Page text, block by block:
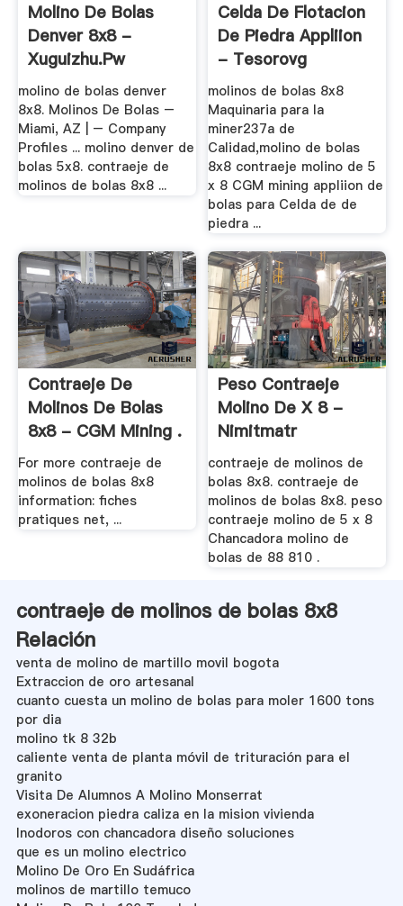
Molino De Bolas
Denver 8x8 -
Xuguizhu.pw
molino de bolas denver
8x8. Molinos De Bolas –
Miami, AZ | – Company
Profiles ... molino denver de
bolas 5x8. contraeje de
molinos de bolas 8x8 ...
Celda De Flotacion
De Piedra Appliion
- Tesorovg
molinos de bolas 8x8
Maquinaria para la
miner237a de
Calidad,molino de bolas
8x8 contraeje molino de 5
x 8 CGM mining appliion de
bolas para Celda de de
piedra ...
Contraeje De
Molinos De Bolas
8x8 - CGM Mining .
For more contraeje de
molinos de bolas 8x8
information: fiches
pratiques net, ...
Peso Contraeje
Molino De X 8 -
Nimitmatr
contraeje de molinos de
bolas 8x8. contraeje de
molinos de bolas 8x8. peso
contraeje molino de 5 x 8
Chancadora molino de
bolas de 88 810 .
contraeje de molinos de bolas 8x8
Relación
venta de molino de martillo movil bogota
Extraccion de oro artesanal
cuanto cuesta un molino de bolas para moler 1600 tons
por dia
molino tk 8 32b
caliente venta de planta móvil de trituración para el
granito
Visita De Alumnos A Molino Monserrat
exoneracion piedra caliza en la mision vivienda
Inodoros con chancadora diseño soluciones
que es un molino electrico
Molino De Oro En Sudáfrica
molinos de martillo temuco